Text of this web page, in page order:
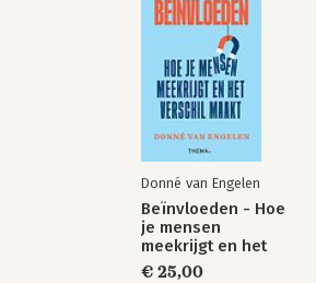
Donné van Engelen
Beïnvloeden - Hoe
je mensen
meekrijgt en het
verschil maakt
€ 25,00